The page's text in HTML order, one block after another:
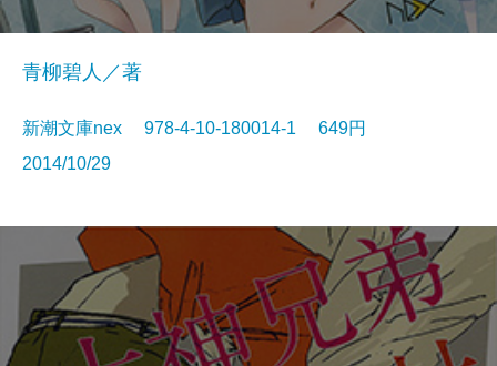
青柳碧人／著
新潮文庫nex 978-4-10-180014-1 649円
2014/10/29